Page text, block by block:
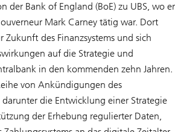
der Bank of England (BoE) zu UBS, wo er
Mark Carney tätig war. Dort
Zukunft des Finanzsystems und sich
auf die Strategie und
in den kommenden zehn Jahren.
von Ankündigungen des
darunter die Entwicklung einer Strategie
der Erhebung regulierter Daten,